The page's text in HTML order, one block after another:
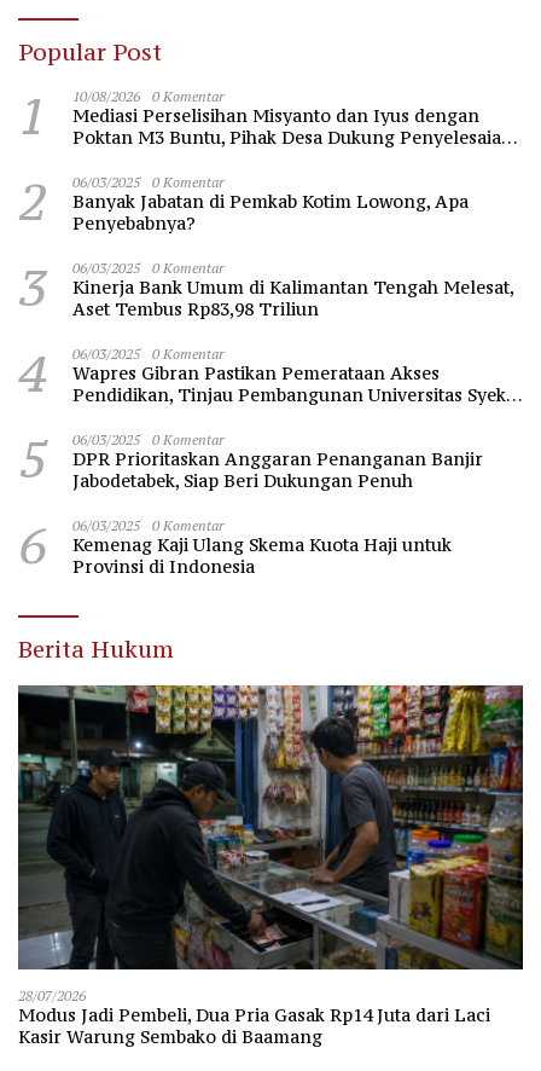
Popular Post
1 10/08/2026 0 Komentar
Mediasi Perselisihan Misyanto dan Iyus dengan
Poktan M3 Buntu, Pihak Desa Dukung Penyelesaian
2 06/03/2025 0 Komentar
Banyak Jabatan di Pemkab Kotim Lowong, Apa
Penyebabnya?
3 06/03/2025 0 Komentar
Kinerja Bank Umum di Kalimantan Tengah Melesat,
Aset Tembus Rp83,98 Triliun
4 06/03/2025 0 Komentar
Wapres Gibran Pastikan Pemerataan Akses
Pendidikan, Tinjau Pembangunan Universitas Syekh
5 06/03/2025 0 Komentar
DPR Prioritaskan Anggaran Penanganan Banjir
Jabodetabek, Siap Beri Dukungan Penuh
6 06/03/2025 0 Komentar
Kemenag Kaji Ulang Skema Kuota Haji untuk
Provinsi di Indonesia
Berita Hukum
28/07/2026
Modus Jadi Pembeli, Dua Pria Gasak Rp14 Juta dari Laci
Kasir Warung Sembako di Baamang